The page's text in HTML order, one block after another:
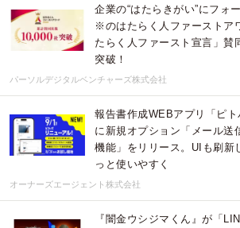
企業の“はたらきがい”にフォ
※のはたらく人ファーストア
たらく人ファースト宣言」賛
突破！
パーソルデジタルベンチャーズ株式会社
報告書作成WEBアプリ「ピ
に新規オプション「メール送
機能」をリリース。UIも刷新
っと使いやすく
オーナーズエージェント株式会社
『闇金ウシジマくん』が「